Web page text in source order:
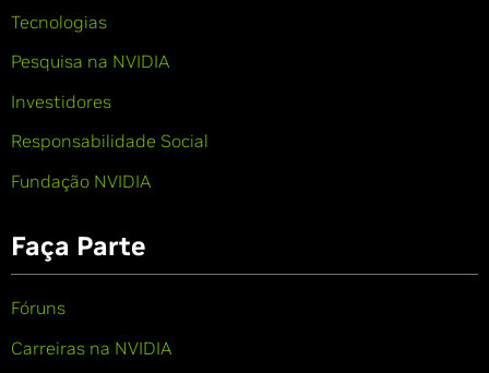
Tecnologias
Pesquisa na NVIDIA
Investidores
Responsabilidade Social
Fundação NVIDIA
Faça Parte
Fóruns
Carreiras na NVIDIA